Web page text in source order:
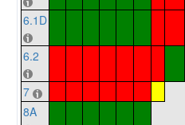
6.1D
6.2
7
8A